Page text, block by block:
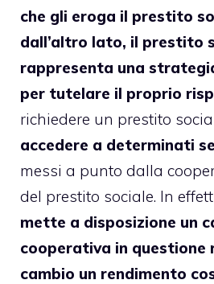
che gli eroga il prestito
dall’altro lato, il prestito
rappresenta una
per tutelare il proprio
richiedere un prestito
accedere a determinati
messi a punto dalla
del prestito sociale. In
mette a disposizione un
cooperativa in questione
cambio un rendimento